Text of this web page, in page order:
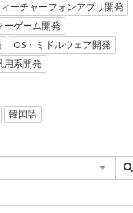
ーチャーフォンアプリ開発
ーゲーム開発
OS・ミドルウェア開発
用系開発
韓国語